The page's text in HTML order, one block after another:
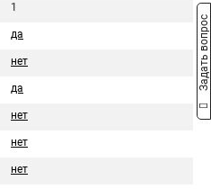
1
да
нет
да
нет
нет
нет
Задать вопрос